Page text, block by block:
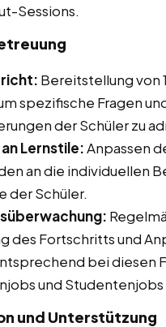
Sessions.
Bereitstellung von
spezifische Fragen
der Schüler zu
Lernstile:Anpassen
an die individuellen
der Schüler.
des Fortschritts und
bei diesen
und Studentenjobs
und Unterstützung